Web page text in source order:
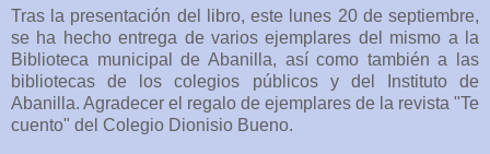
Tras la presentación del libro, este lunes 20 de septiembre,
se ha hecho entrega de varios ejemplares del mismo a la
Biblioteca municipal de Abanilla, así como también a las
bibliotecas de los colegios públicos y del Instituto de
Abanilla. Agradecer el regalo de ejemplares de la revista "Te
cuento" del Colegio Dionisio Bueno.